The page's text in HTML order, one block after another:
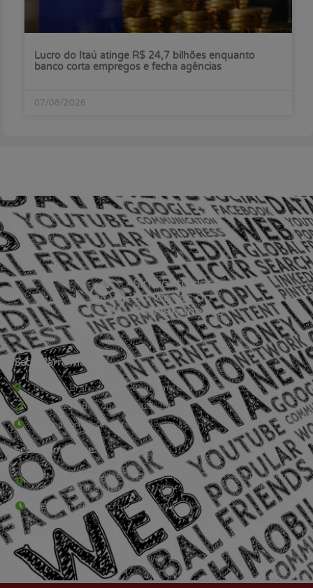
Lucro do Itaú atinge R$ 24,7 bilhões enquanto
banco corta empregos e fecha agências
07/08/2026
Sede Barra Mansa
Rua Rio Branco, nº107 (2º andar), Centro - Cep: 27.330-030
(24) 3323-2848 ou (24) 3323-2500
De segunda à sexta-feira , das 9h às 17h.
Sede Campestre:
Estrada Governador Chagas Freitas – 3.780 – Colônia Santo
Antônio – Barra Mansa
De terça-feira a domingo, das 9h às 17h